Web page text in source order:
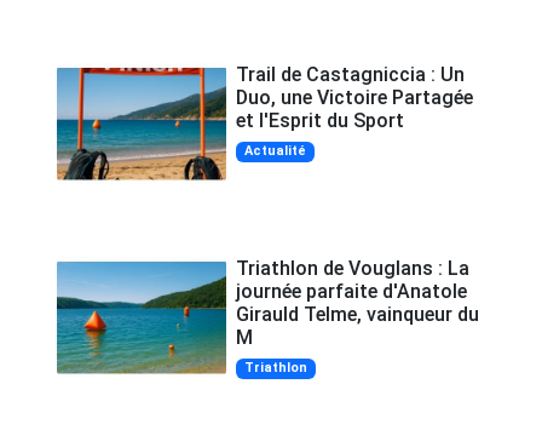
Trail de Castagniccia : Un
Duo, une Victoire Partagée
et l'Esprit du Sport
Actualité
Triathlon de Vouglans : La
journée parfaite d'Anatole
Girauld Telme, vainqueur du
M
Triathlon